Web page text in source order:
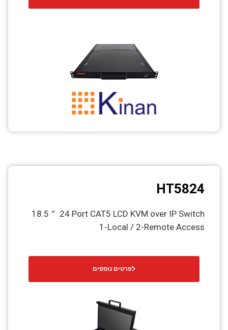
HT5824
18.5＂ 24 Port CAT5 LCD KVM over IP Switch
1-Local / 2-Remote Access
לפרטים נוספים